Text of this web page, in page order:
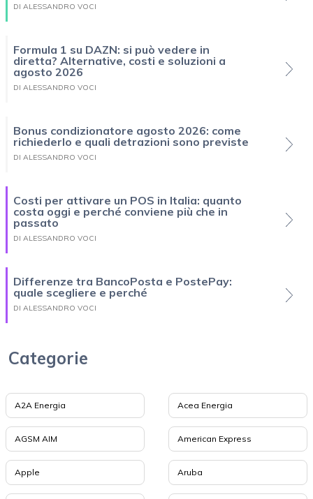
DI ALESSANDRO VOCI
Formula 1 su DAZN: si può vedere in
diretta? Alternative, costi e soluzioni a
agosto 2026
DI ALESSANDRO VOCI
Bonus condizionatore agosto 2026: come
richiederlo e quali detrazioni sono previste
DI ALESSANDRO VOCI
Costi per attivare un POS in Italia: quanto
costa oggi e perché conviene più che in
passato
DI ALESSANDRO VOCI
Differenze tra BancoPosta e PostePay:
quale scegliere e perché
DI ALESSANDRO VOCI
Categorie
A2A Energia Acea Energia
AGSM AIM American Express
Apple Aruba